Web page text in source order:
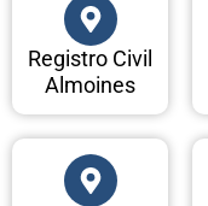
Registro Civil
Almoines